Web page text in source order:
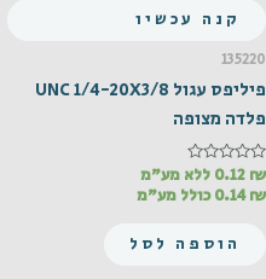
קנה עכשיו
135220
פיליפס עגול UNC 1/4-20X3/8
פלדה מצופה
דורג
מתוך
0.12 ₪
ללא מע"מ
0.14₪ כולל מע"מ
הוספה לסל